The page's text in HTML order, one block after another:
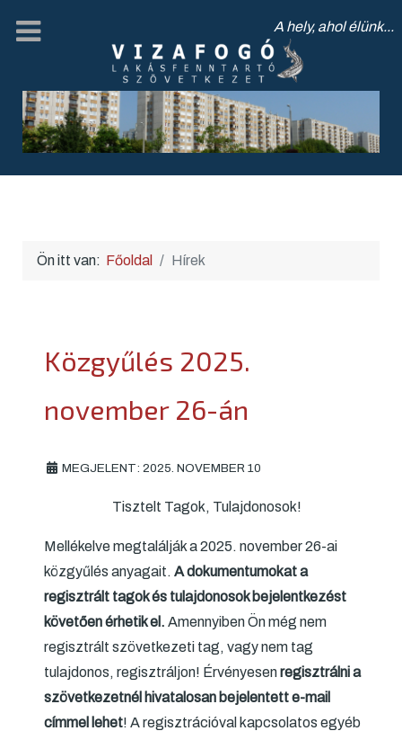
A hely, ahol élünk...
Ön itt van: Főoldal Hírek
Közgyűlés 2025.
november 26-án
MEGJELENT: 2025. NOVEMBER 10
Tisztelt Tagok, Tulajdonosok!
Mellékelve megtalálják a 2025. november 26-ai
közgyűlés anyagait. A dokumentumokat a
regisztrált tagok és tulajdonosok bejelentkezést
követően érhetik el. Amennyiben Ön még nem
regisztrált szövetkezeti tag, vagy nem tag
tulajdonos, regisztráljon! Érvényesenregisztrálni a
szövetkezetnél hivatalosan bejelentett e-mail
címmel lehet! A regisztrációval kapcsolatos egyéb